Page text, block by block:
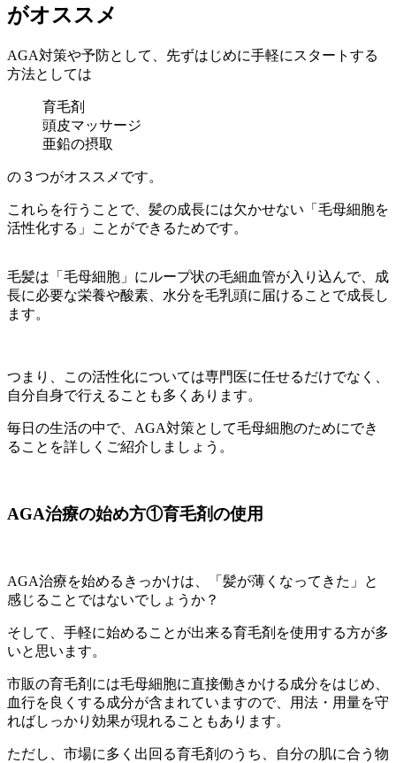
がオススメ
AGA対策や予防として、先ずはじめに手軽にスタートする
方法としては
育毛剤
頭皮マッサージ
亜鉛の摂取
の３つがオススメです。
これらを行うことで、髪の成長には欠かせない「毛母細胞を
活性化する」ことができるためです。
毛髪は「毛母細胞」にループ状の毛細血管が入り込んで、成
長に必要な栄養や酸素、水分を毛乳頭に届けることで成長し
ます。
つまり、この活性化については専門医に任せるだけでなく、
自分自身で行えることも多くあります。
毎日の生活の中で、AGA対策として毛母細胞のためにでき
ることを詳しくご紹介しましょう。
AGA治療の始め方①育毛剤の使用
AGA治療を始めるきっかけは、「髪が薄くなってきた」と
感じることではないでしょうか？
そして、手軽に始めることが出来る育毛剤を使用する方が多
いと思います。
市販の育毛剤には毛母細胞に直接働きかける成分をはじめ、
血行を良くする成分が含まれていますので、用法・用量を守
ればしっかり効果が現れることもあります。
ただし、市場に多く出回る育毛剤のうち、自分の肌に合う物